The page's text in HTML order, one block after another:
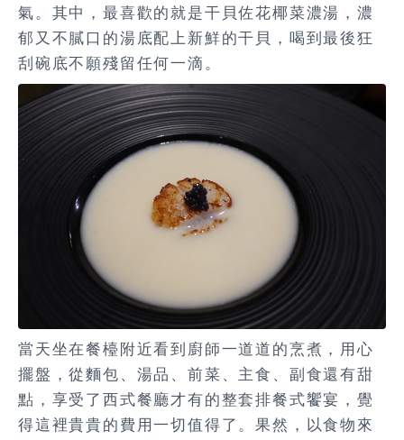
氣。其中，最喜歡的就是干貝佐花椰菜濃湯，濃
郁又不膩口的湯底配上新鮮的干貝，喝到最後狂
刮碗底不願殘留任何一滴。
當天坐在餐檯附近看到廚師一道道的烹煮，用心
擺盤，從麵包、湯品、前菜、主食、副食還有甜
點，享受了西式餐廳才有的整套排餐式饗宴，覺
得這裡貴貴的費用一切值得了。果然，以食物來